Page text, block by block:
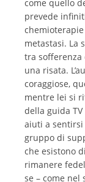
come quello
prevede
metastasi. La
tra
una risata.
coraggiose,
mentre lei si
della guida
aiuti a
gruppo di
che esistono
rimanere
se – come nel